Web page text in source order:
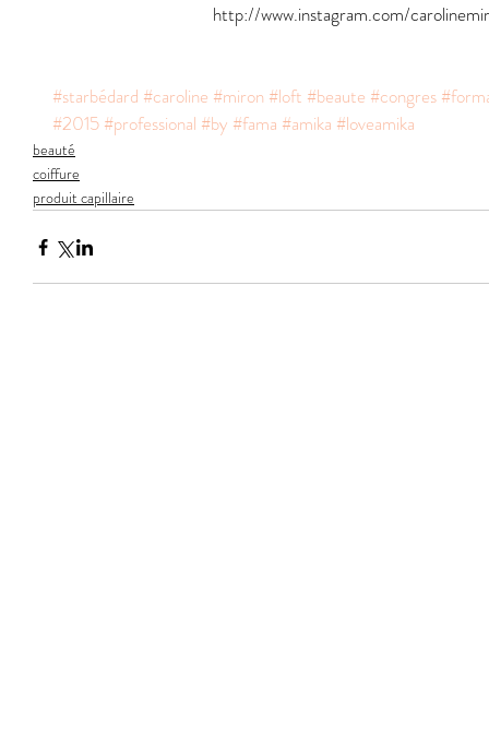
http://www.instagram.com/
#starbédard #caroline #miron #loft #beaute #congres
#2015 #professional #by #fama #amika #loveamika
beauté
coiffure
produit capillaire